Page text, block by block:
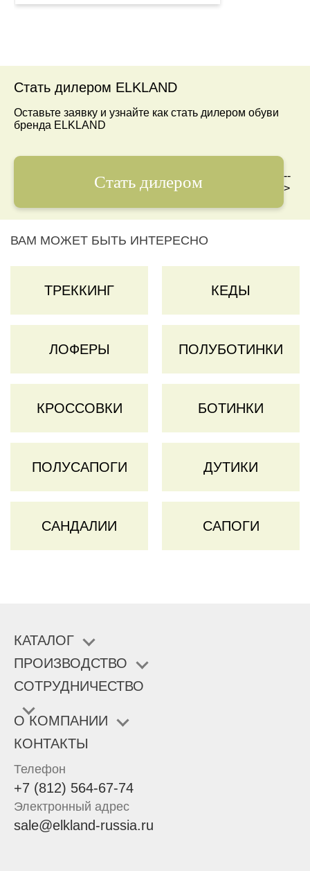
Стать дилером ELKLAND
Оставьте заявку и узнайте как стать дилером обуви
бренда ELKLAND
Стать дилером
--
>
ВАМ МОЖЕТ БЫТЬ ИНТЕРЕСНО
ТРЕККИНГ КЕДЫ
ЛОФЕРЫ ПОЛУБОТИНКИ
КРОССОВКИ БОТИНКИ
ПОЛУСАПОГИ ДУТИКИ
САНДАЛИИ САПОГИ
КАТАЛОГ
ПРОИЗВОДСТВО
СОТРУДНИЧЕСТВО
О КОМПАНИИ
КОНТАКТЫ
Телефон
+7 (812) 564-67-74
Электронный адрес
sale@elkland-russia.ru